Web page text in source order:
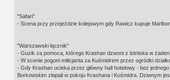
"Safari"
- Scena przy przejeździe kolejowym gdy Rawicz kupuje
"Warszawski łącznik"
- Guzik za pomoca, którego Krashan dzwoni z lotniska w
- W scenie pogoni milicjanta za Kuśmidrem przez ogródki
- Gdy Krashan ucieka przez główny hall hotelowy - bez
Borkowskim złapali w pokoju Krashana i Kuśmidra. Dziwnym